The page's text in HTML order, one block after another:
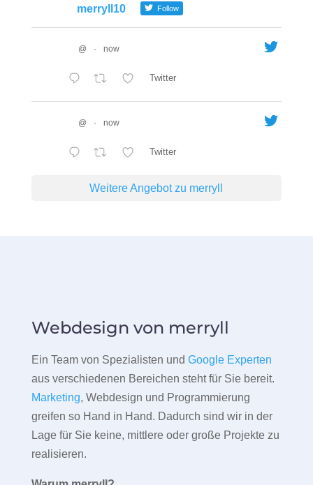
merryll10 Follow
@ · now
Twitter
@ · now
Twitter
Weitere Angebot zu merryll
Webdesign von merryll
Ein Team von Spezialisten und Google Experten
aus verschiedenen Bereichen steht für Sie bereit.
Marketing, Webdesign und Programmierung
greifen so Hand in Hand. Dadurch sind wir in der
Lage für Sie keine, mittlere oder große Projekte zu
realisieren.